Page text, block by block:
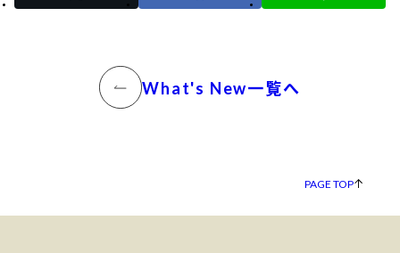
What's New一覧へ
PAGE TOP